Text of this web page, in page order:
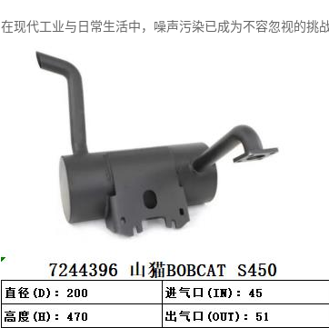
在现代工业与日常生活中，噪声污染已成为不容忽视的挑战